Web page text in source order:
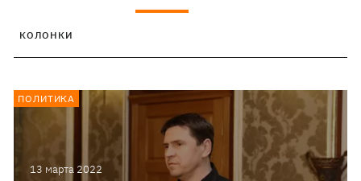
КОЛОНКИ
13 марта 2022
ПОЛИТИКА